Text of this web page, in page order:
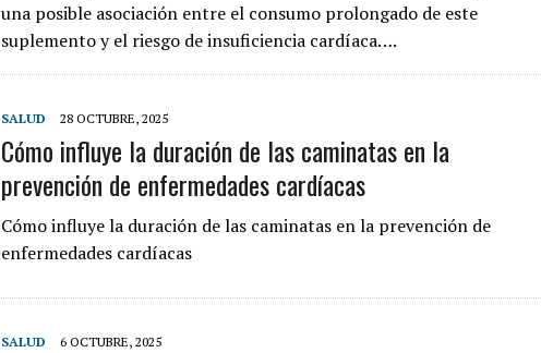
una posible asociación entre el consumo prolongado de este
suplemento y el riesgo de insuficiencia cardíaca….
SALUD 28 OCTUBRE, 2025
Cómo influye la duración de las caminatas en la
prevención de enfermedades cardíacas
Cómo influye la duración de las caminatas en la prevención de
enfermedades cardíacas
SALUD 6 OCTUBRE, 2025